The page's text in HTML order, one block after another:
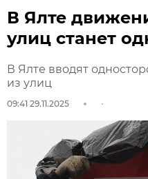
В Ялте
улиц станет
В Ялте вводят
из улиц
09:41 29.11.2025